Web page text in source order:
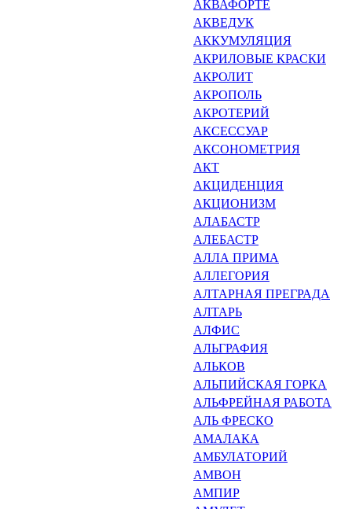
АКВАФОРТЕ
АКВЕДУК
АККУМУЛЯЦИЯ
АКРИЛОВЫЕ КРАСКИ
АКРОЛИТ
АКРОПОЛЬ
АКРОТЕРИЙ
АКСЕССУАР
АКСОНОМЕТРИЯ
АКТ
АКЦИДЕНЦИЯ
АКЦИОНИЗМ
АЛАБАСТР
АЛЕБАСТР
АЛЛА ПРИМА
АЛЛЕГОРИЯ
АЛТАРНАЯ ПРЕГРАДА
АЛТАРЬ
АЛФИС
АЛЬГРАФИЯ
АЛЬКОВ
АЛЬПИЙСКАЯ ГОРКА
АЛЬФРЕЙНАЯ РАБОТА
АЛЬ ФРЕСКО
АМАЛАКА
АМБУЛАТОРИЙ
АМВОН
АМПИР